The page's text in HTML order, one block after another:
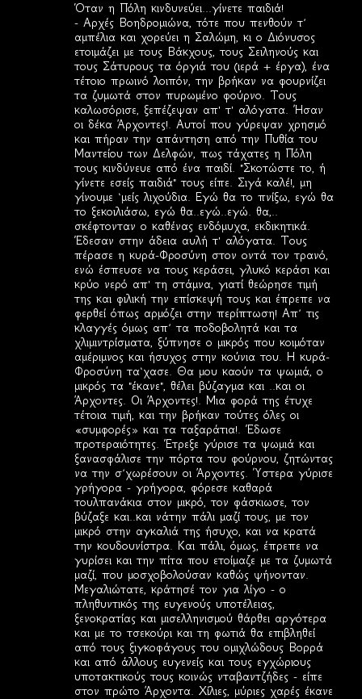
Όταν η Πόλη κινδυνεύει...γίνετε παιδιά!
- Αρχές Βοηδρομιώνα, τότε που πενθούν τ’
αμπέλια και χορεύει η Σαλώμη, κι ο Διόνυσος
ετοιμάζει με τους Βάκχους, τους Σειληνούς και
τους Σάτυρους τα όργιά του (ιερά + έργα), ένα
τέτοιο πρωινό λοιπόν, την βρήκαν να φουρνίζει
τα ζυμωτά στον πυρωμένο φούρνο. Τους
καλωσόρισε, ξεπέζεψαν απ' τ' αλόγατα. Ήσαν
οι δέκα Άρχοντες!. Αυτοί που γύρεψαν χρησμό
και πήραν την απάντηση από την Πυθία του
Μαντείου των Δελφών, πως τάχατες η Πόλη
τους κινδύνευε από ένα παιδί. "Σκοτώστε το, ή
γίνετε εσείς παιδιά" τους είπε. Σιγά καλέ!, μη
γίνουμε ‘μείς λιχούδια. Εγώ θα το πνίξω, εγώ θα
το ξεκοιλιάσω, εγώ θα..εγώ..εγώ. θα,..
σκέφτονταν ο καθένας ενδόμυχα, εκδικητικά.
Έδεσαν στην άδεια αυλή τ' αλόγατα. Τους
πέρασε η κυρά-Φροσύνη στον οντά τον τρανό,
ενώ έσπευσε να τους κεράσει, γλυκό κεράσι και
κρύο νερό απ' τη στάμνα, γιατί θεώρησε τιμή
της και φιλική την επίσκεψή τους και έπρεπε να
φερθεί όπως αρμόζει στην περίπτωση! Απ’ τις
κλαγγές όμως απ’ τα ποδοβολητά και τα
χλιμιντρίσματα, ξύπνησε ο μικρός που κοιμόταν
αμέριμνος και ήσυχος στην κούνια του. Η κυρά-
Φροσύνη τα‘χασε. Θα μου καούν τα ψωμιά, ο
μικρός τα "έκανε", θέλει βύζαγμα και ..και οι
Άρχοντες. Οι Άρχοντες!. Μια φορά της έτυχε
τέτοια τιμή, και την βρήκαν τούτες όλες οι
«συμφορές» και τα ταξαράτια!. Έδωσε
προτεραιότητες. Έτρεξε γύρισε τα ψωμιά και
ξανασφάλισε την πόρτα του φούρνου, ζητώντας
να την σ’χωρέσουν οι Άρχοντες. Ύστερα γύρισε
γρήγορα - γρήγορα, φόρεσε καθαρά
τουλπανάκια στον μικρό, τον φάσκιωσε, τον
βύζαξε και..και νάτην πάλι μαζί τους, με τον
μικρό στην αγκαλιά της ήσυχο, και να κρατά
την κουδουνίστρα. Και πάλι, όμως, έπρεπε να
γυρίσει και την πίτα που ετοίμαζε με τα ζυμωτά
μαζί, που μοσχοβολούσαν καθώς ψήνονταν.
Μεγαλιώτατε, κράτησέ τον για λίγο - ο
πληθυντικός της ευγενούς υποτέλειας,
ξενοκρατίας και μισελληνισμού θάρθει αργότερα
και με το τσεκούρι και τη φωτιά θα επιβληθεί
από τους ξιγκοφάγους του ομιχλώδους Βορρά
και από άλλους ευγενείς και τους εγχώριους
υποτακτικούς τους κοινώς νταβαντζήδες - είπε
στον πρώτο Άρχοντα. Χίλιες, μύριες χαρές έκανε